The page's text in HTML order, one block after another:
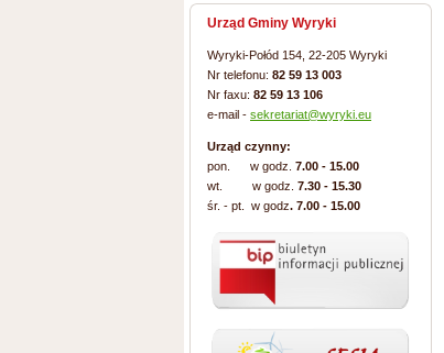
Urząd Gminy Wyryki
Wyryki-Połód 154, 22-205 Wyryki
Nr telefonu: 82 59 13 003
Nr faxu: 82 59 13 106
e-mail - sekretariat@wyryki.eu
Urząd czynny:
pon. w godz. 7.00 - 15.00
wt. w godz. 7.30 - 15.30
śr. - pt. w godz. 7.00 - 15.00